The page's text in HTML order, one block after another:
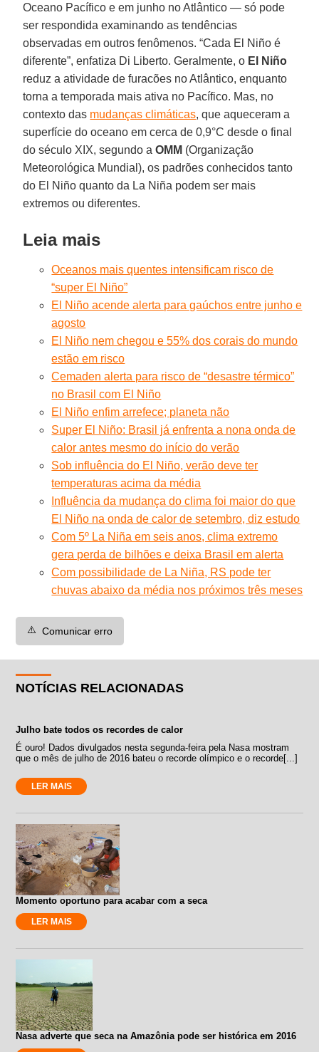
Oceano Pacífico e em junho no Atlântico — só pode
ser respondida examinando as tendências
observadas em outros fenômenos. “Cada El Niño é
diferente”, enfatiza Di Liberto. Geralmente, o El Niño
reduz a atividade de furacões no Atlântico, enquanto
torna a temporada mais ativa no Pacífico. Mas, no
contexto das mudanças climáticas, que aqueceram a
superfície do oceano em cerca de 0,9°C desde o final
do século XIX, segundo aOMM (Organização
Meteorológica Mundial), os padrões conhecidos tanto
do El Niño quanto da La Niña podem ser mais
extremos ou diferentes.
Leia mais
Oceanos mais quentes intensificam risco de
“super El Niño”
El Niño acende alerta para gaúchos entre junho e
agosto
El Niño nem chegou e 55% dos corais do mundo
estão em risco
Cemaden alerta para risco de “desastre térmico”
no Brasil com El Niño
El Niño enfim arrefece; planeta não
Super El Niño: Brasil já enfrenta a nona onda de
calor antes mesmo do início do verão
Sob influência do El Niño, verão deve ter
temperaturas acima da média
Influência da mudança do clima foi maior do que
El Niño na onda de calor de setembro, diz estudo
Com 5º La Niña em seis anos, clima extremo
gera perda de bilhões e deixa Brasil em alerta
Com possibilidade de La Niña, RS pode ter
chuvas abaixo da média nos próximos três meses
⚠️ Comunicar erro
NOTÍCIAS RELACIONADAS
Julho bate todos os recordes de calor
É ouro! Dados divulgados nesta segunda-feira pela Nasa mostram
que o mês de julho de 2016 bateu o recorde olímpico e o recorde[...]
LER MAIS
Momento oportuno para acabar com a seca
LER MAIS
Nasa adverte que seca na Amazônia pode ser histórica em 2016